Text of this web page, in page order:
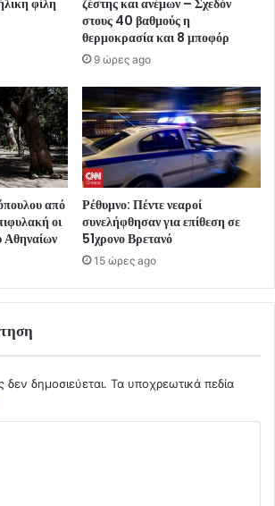
φίλη
ζέστης και ανέμων – Σχεδόν
στους 40 βαθμούς η
θερμοκρασία και 8 μποφόρ
9 ώρες ago
από
οι
Αθηναίων
Ρέθυμνο: Πέντε νεαροί
συνελήφθησαν για επίθεση σε
51χρονο Βρετανό
15 ώρες ago
δημοσιεύεται. Τα υποχρεωτικά πεδία